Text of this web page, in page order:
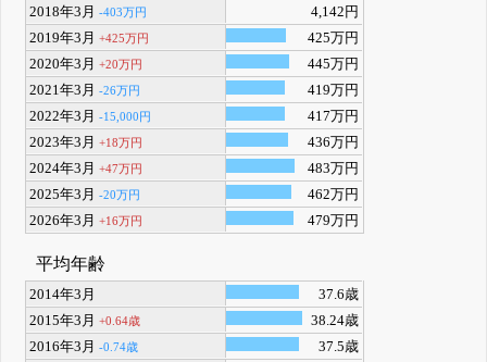
2018年3月-403万円
4,142円
2019年3月+425万円
425万円
2020年3月+20万円
445万円
2021年3月-26万円
419万円
2022年3月-15,000円
417万円
2023年3月+18万円
436万円
2024年3月+47万円
483万円
2025年3月-20万円
462万円
2026年3月+16万円 479万円
平均年齢
2014年3月
37.6歳
2015年3月+0.64歳
38.24歳
2016年3月-0.74歳
37.5歳